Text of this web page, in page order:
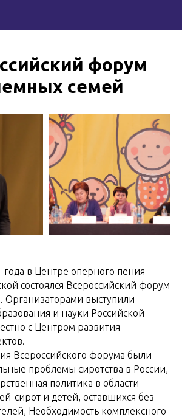
форум
семей
года в Центре оперного пения
состоялся Всероссийский форум
выступили
и науки Российской
с Центром развития
Всероссийского форума были
проблемы сиротства в России,
политика в области
сирот и детей, оставшихся без
Необходимость комплексного